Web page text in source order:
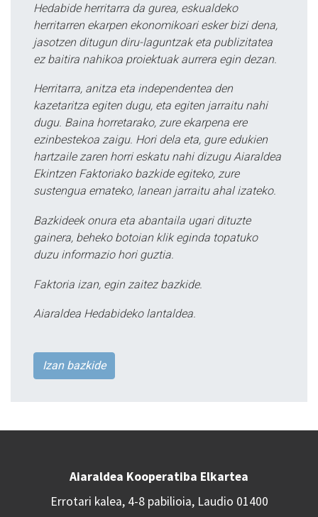
Hedabide herritarra da gurea, eskualdeko
herritarren ekarpen ekonomikoari esker bizi dena,
jasotzen ditugun diru-laguntzak eta publizitatea
ez baitira nahikoa proiektuak aurrera egin dezan.
Herritarra, anitza eta independentea den
kazetaritza egiten dugu, eta egiten jarraitu nahi
dugu. Baina horretarako, zure ekarpena ere
ezinbestekoa zaigu. Hori dela eta, gure edukien
hartzaile zaren horri eskatu nahi dizugu Aiaraldea
Ekintzen Faktoriako bazkide egiteko, zure
sustengua emateko, lanean jarraitu ahal izateko.
Bazkideek onura eta abantaila ugari dituzte
gainera, beheko botoian klik eginda topatuko
duzu informazio hori guztia.
Faktoria izan, egin zaitez bazkide.
Aiaraldea Hedabideko lantaldea.
Izan bazkide
Aiaraldea Kooperatiba Elkartea
Errotari kalea, 4-8 pabilioia, Laudio 01400